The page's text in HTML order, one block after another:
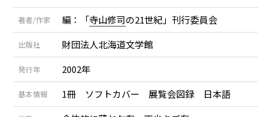
著者/作家 編：「寺山修司の21世紀」刊行委員会
出版社 財団法人北海道文学館
発行年 2002年
基本情報 1冊 ソフトカバー 展覧会図録 日本語